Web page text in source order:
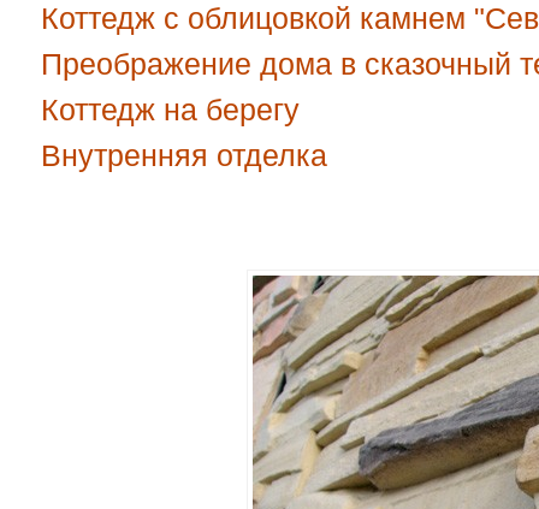
Коттедж с облицовкой камнем
Преображение дома в сказочный
Коттедж на берегу
Внутренняя отделка